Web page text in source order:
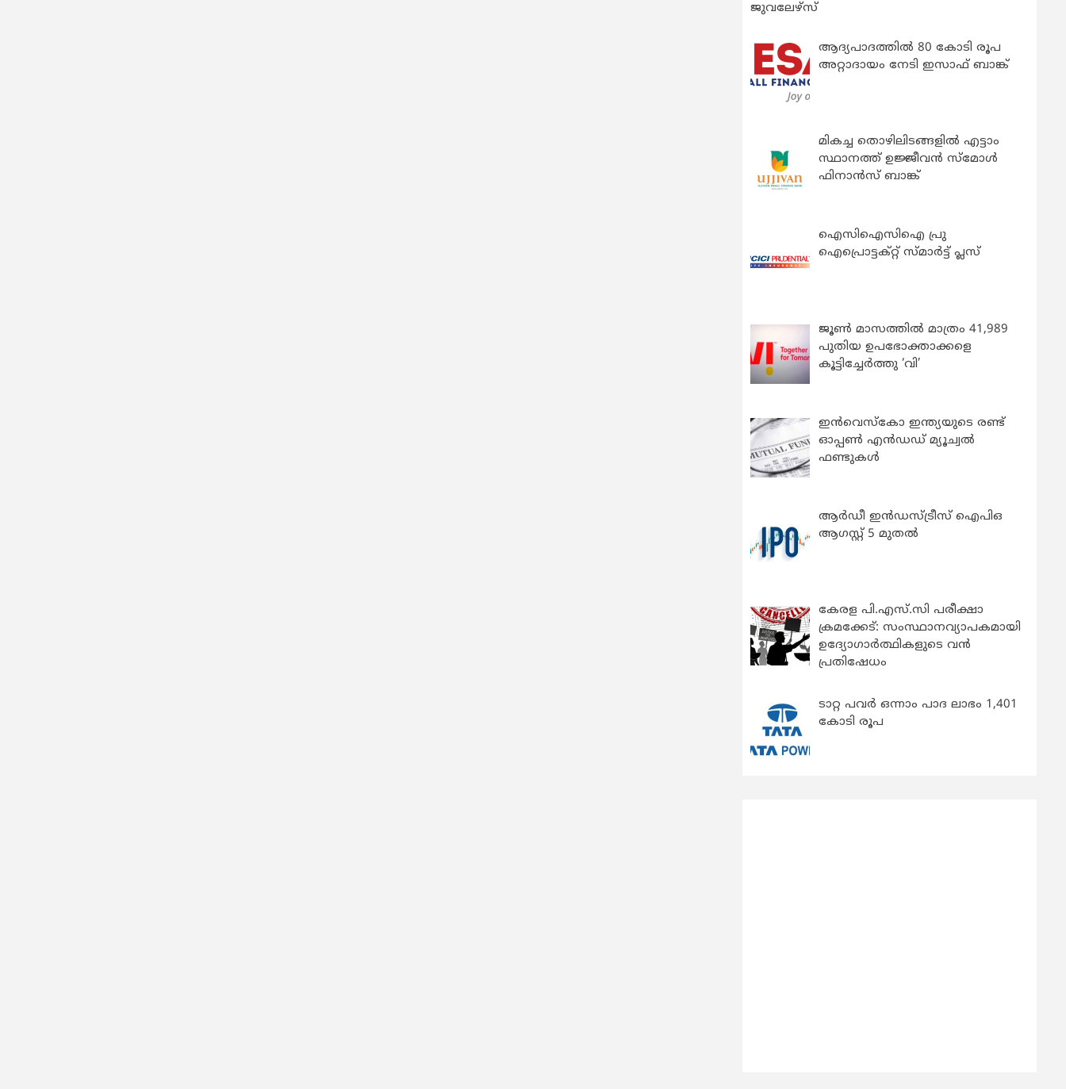
ജുവലേഴ്‌സ്
ആദ്യപാദത്തിൽ 80 കോടി രൂപ
അറ്റാദായം നേടി ഇസാഫ് ബാങ്ക്
മികച്ച തൊഴിലിടങ്ങളിൽ എട്ടാം
സ്ഥാനത്ത് ഉജ്ജീവൻ സ്മോൾ
ഫിനാൻസ് ബാങ്ക്
ഐസിഐസിഐ പ്രു
ഐപ്രൊട്ടക്റ്റ് സ്മാർട്ട് പ്ലസ്
ജൂൺ മാസത്തിൽ മാത്രം 41,989
പുതിയ ഉപഭോക്താക്കളെ
കൂട്ടിച്ചേർത്തു ‘വി’
ഇന്‍വെസ്കോ ഇന്ത്യയുടെ രണ്ട്
ഓപ്പണ്‍ എന്‍ഡഡ് മ്യൂച്വല്‍
ഫണ്ടുകള്‍
ആർഡീ ഇൻഡസ്ട്രീസ് ഐപിഒ
ആഗസ്റ്റ് 5 മുതൽ
കേരള പി.എസ്.സി പരീക്ഷാ
ക്രമക്കേട്: സംസ്ഥാനവ്യാപകമായി
ഉദ്യോഗാര്‍ത്ഥികളുടെ വന്‍
പ്രതിഷേധം
ടാറ്റ പവർ ഒന്നാം പാദ ലാഭം 1,401
കോടി രൂപ